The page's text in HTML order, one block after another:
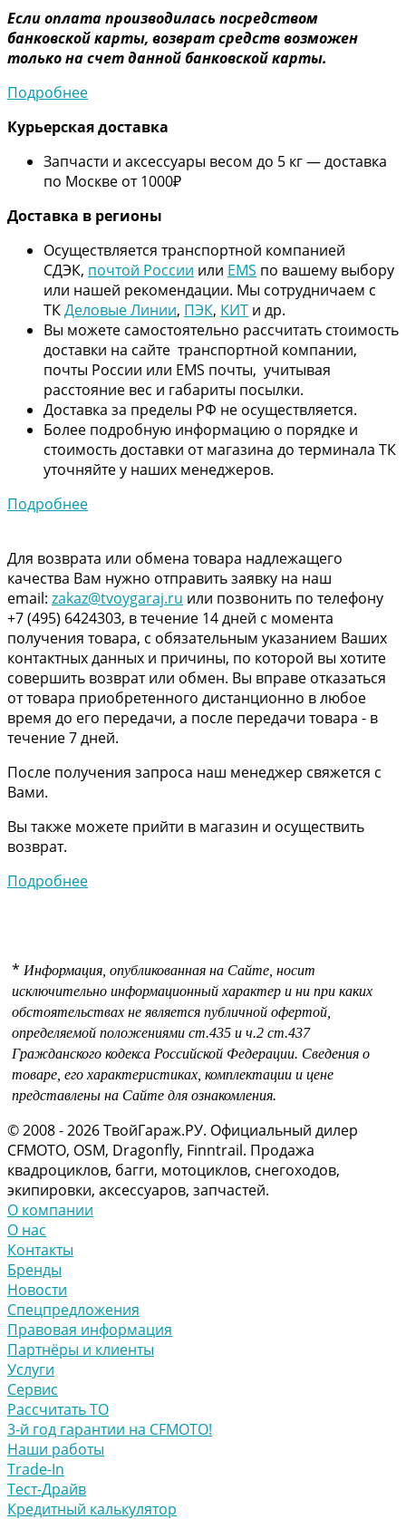
Если оплата производилась посредством
банковской карты, возврат средств возможен
только на счет данной банковской карты.
Подробнее
Курьерская доставка
Запчасти и аксессуары весом до 5 кг — доставка
по Москве от 1000₽
Доставка в регионы
Осуществляется транспортной компанией
СДЭК, почтой России или EMS по вашему выбору
или нашей рекомендации. Мы сотрудничаем с
ТКДеловые Линии, ПЭК, КИТ и др.
Вы можете самостоятельно рассчитать стоимость
доставки на сайте транспортной компании,
почты России или EMS почты, учитывая
расстояние вес и габариты посылки.
Доставка за пределы РФ не осуществляется.
Более подробную информацию о порядке и
стоимость доставки от магазина до терминала ТК
уточняйте у наших менеджеров.
Подробнее
Для возврата или обмена товара надлежащего
качества Вам нужно отправить заявку на наш
email: zakaz@tvoygaraj.ru или позвонить по телефону
+7 (495) 6424303, в течение 14 дней с момента
получения товара, с обязательным указанием Ваших
контактных данных и причины, по которой вы хотите
совершить возврат или обмен. Вы вправе отказаться
от товара приобретенного дистанционно в любое
время до его передачи, а после передачи товара - в
течение 7 дней.
После получения запроса наш менеджер свяжется с
Вами.
Вы также можете прийти в магазин и осуществить
возврат.
Подробнее
* Информация, опубликованная на Сайте, носит
исключительно информационный характер и ни при каких
обстоятельствах не является публичной офертой,
определяемой положениями ст.435 и ч.2 ст.437
Гражданского кодекса Российской Федерации. Сведения о
товаре, его характеристиках, комплектации и цене
представлены на Сайте для ознакомления.
© 2008 - 2026 ТвойГараж.РУ. Официальный дилер
CFMOTO, OSM, Dragonfly, Finntrail. Продажа
квадроциклов, багги, мотоциклов, снегоходов,
экипировки, аксессуаров, запчастей.
О компании
О нас
Контакты
Бренды
Новости
Спецпредложения
Правовая информация
Партнёры и клиенты
Услуги
Сервис
Рассчитать ТО
3-й год гарантии на CFMOTO!
Наши работы
Trade-In
Тест-Драйв
Кредитный калькулятор